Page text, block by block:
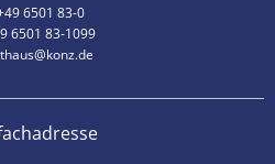
6501 83-0
6501 83-1099